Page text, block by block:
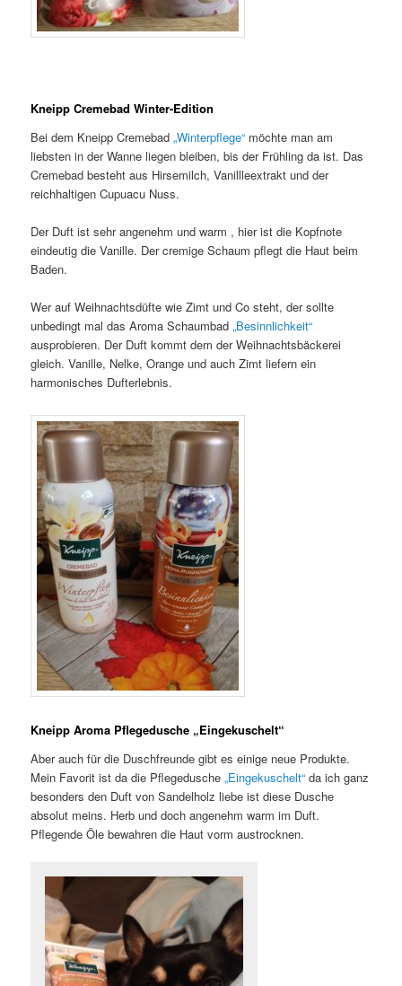
Kneipp Cremebad Winter-Edition
Bei dem Kneipp Cremebad„Winterpflege“ möchte man am
liebsten in der Wanne liegen bleiben, bis der Frühling da ist. Das
Cremebad besteht aus Hirsemilch, Vanillleextrakt und der
reichhaltigen Cupuacu Nuss.
Der Duft ist sehr angenehm und warm , hier ist die Kopfnote
eindeutig die Vanille. Der cremige Schaum pflegt die Haut beim
Baden.
Wer auf Weihnachtsdüfte wie Zimt und Co steht, der sollte
unbedingt mal das Aroma Schaumbad„Besinnlichkeit“
ausprobieren. Der Duft kommt dem der Weihnachtsbäckerei
gleich. Vanille, Nelke, Orange und auch Zimt liefern ein
harmonisches Dufterlebnis.
Kneipp Aroma Pflegedusche „Eingekuschelt“
Aber auch für die Duschfreunde gibt es einige neue Produkte.
Mein Favorit ist da die Pflegedusche„Eingekuschelt“ da ich ganz
besonders den Duft von Sandelholz liebe ist diese Dusche
absolut meins. Herb und doch angenehm warm im Duft.
Pflegende Öle bewahren die Haut vorm austrocknen.